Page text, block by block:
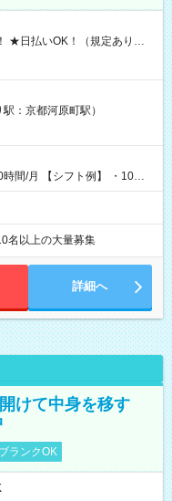
後はコンビニATMから 日払
：京都河原町駅）
】 ・10：
名以上の大量募集
詳細へ
けて中身を移す
ブランクOK